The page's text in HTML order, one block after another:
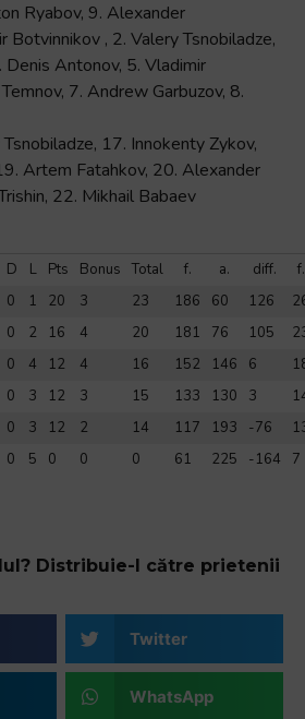
Ryabov, 9. Alexander
Botvinnikov , 2. Valery Tsnobiladze,
Antonov, 5. Vladimir
7. Andrew Garbuzov, 8.
17. Innokenty Zykov,
Artem Fatahkov, 20. Alexander
22. Mikhail Babaev
D L Pts Bonus Total f. a. diff.
f.
0 1 20 3 23 186 60 126
0 2 16 4 20 181 76 105
0 4 12 4 16 152 146 6
0 3 12 3 15 133 130 3
0 3 12 2 14 117 193 -76
0 5 0 0 0 61 225 -164 7
Distribuie-l către prietenii
Twitter
WhatsApp